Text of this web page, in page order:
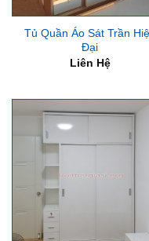
Tủ Quần Áo Sát Trần
Đại
Liên Hệ